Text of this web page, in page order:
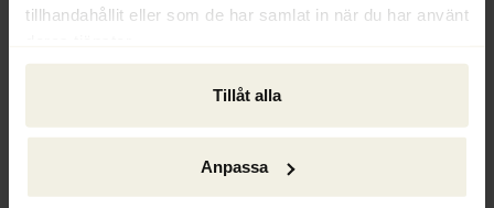
tillhandahållit eller som de har samlat in när du har använt
Tillåt alla
Anpassa